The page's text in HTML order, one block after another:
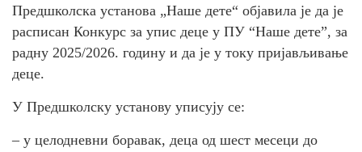
Предшколска установа „Наше дете“ објавила је да је
расписан Конкурс за упис деце у ПУ “Наше дете”, за
радну 2025/2026. годину и да је у току пријављивање
деце.
У Предшколску установу уписују се:
– у целодневни боравак, деца од шест месеци до